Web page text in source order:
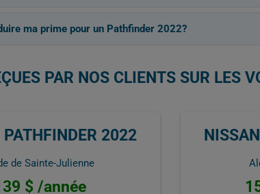
ma prime pour un Pathfinder 2022?
PAR NOS CLIENTS SUR LES
2022
de Sainte-Julienne
$ /année